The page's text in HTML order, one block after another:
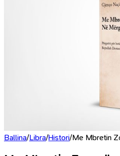
Ballina/Libra/Histori/Me Mbretin